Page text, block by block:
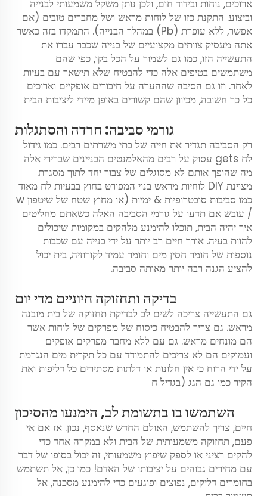
ארוכים, נוחות ובידוד חום, ולכן נותן משקל משמעותי לבנייה
וביצוע. התקנת כזו של לוחות מראש ושל מחברים טובים (אם
אפשר, ללא עופרת (Pb) במהלך הבנייה). התמקדו בזה כאשר
אתה מעסיק צוותים מקצועיים של בנייה שכבר עברו את
התעשייה הזו, כמו גם לשמור על הכל בקו, כפי שהם
משתמשים בטיפים אלה כדי להבטיח שלא תישאר עם בעיות
לאחר. וזו גם הסיבה שההערה על חיבורים אופקיים וארוכים
כל כך חשובה, מכיוון שהם קשורים באופן מיידי ליציבות הבית
גורמי סביבה: חרדה והסתגלות
רק הסביבה תגדיר את חייה של בתי משרתים רבים. כמו גידול
לח gets עסוק על רבים מהאלמנטים הבניינים שברירי אלה
מה שהופך אותם לא מסוגלים של צבור יחד לתוך מסגרת
מצוינת DIY לוחיות מראש בנוי המפורט בחוץ בבעיות לח מאוד
כמו סביבות סובטרופיות & ימיות (או מחוץ שטח של שיטפון w
/ עובש אם תדעו על גורמי הסביבה האלה כשאתם מחליטים
איך יהיה הבית, תוכלו להימנע מלהקים במקומות שיכולים
להוות בעיה. אורך חיים רב יותר על ידי בנייה עם שכבות
נוספות של חומר חסין מים וחומר עמיד לקורוזיה, בית יכול
להציע הגנה רבה יותר מאותה סביבה.
בדיקה ותחזוקה חיוניים מדי יום
גם התעשייה צריכה לשים לב לבדיקת תחזוקה של בית מובנה
מראש. גם צריך להבטיח כיסוח של מפרקים של לוחות אשר
הם מונחים מראש. גם עם ללא מחבר מפרקים אופקים
ועמוקים הם לא צריכים להתמודד עם כל תקרית מים הנגרמת
על ידי הרוח כי אין חלונות או דלתות מסתירים כל דליפות ואת
הקיר כמו גם הגג (בגדיל ח
השתמשו בו בתשומת לב, הימנעו מהסיכון
חיים, צריך להשתמש, האולם החדש שנאסף, נכון. אז אם אי
פעם, תחזוקה משמעותית של הבית ולא במקרה אחד כדי
להקים רציני או לספק שיפוץ משמעותי, זה יכול בסופו של דבר
עם מחירים גבוהים על יציבותו של האדם! כמו כן, אל תשתמש
בחומרים דליקים, נפוצים ופוגעים כדי להימנע מסכנה, אל